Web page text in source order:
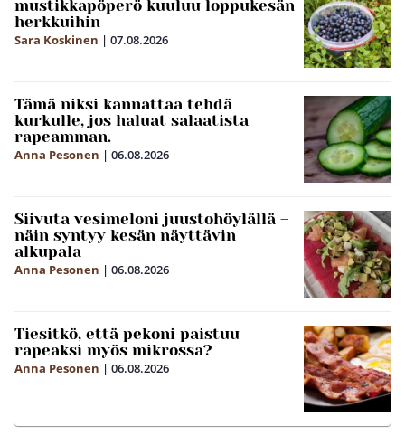
mustikkapöperö kuuluu loppukesän
herkkuihin
Sara Koskinen | 07.08.2026
Tämä niksi kannattaa tehdä
kurkulle, jos haluat salaatista
rapeamman.
Anna Pesonen | 06.08.2026
Siivuta vesimeloni juustohöylällä –
näin syntyy kesän näyttävin
alkupala
Anna Pesonen | 06.08.2026
Tiesitkö, että pekoni paistuu
rapeaksi myös mikrossa?
Anna Pesonen | 06.08.2026